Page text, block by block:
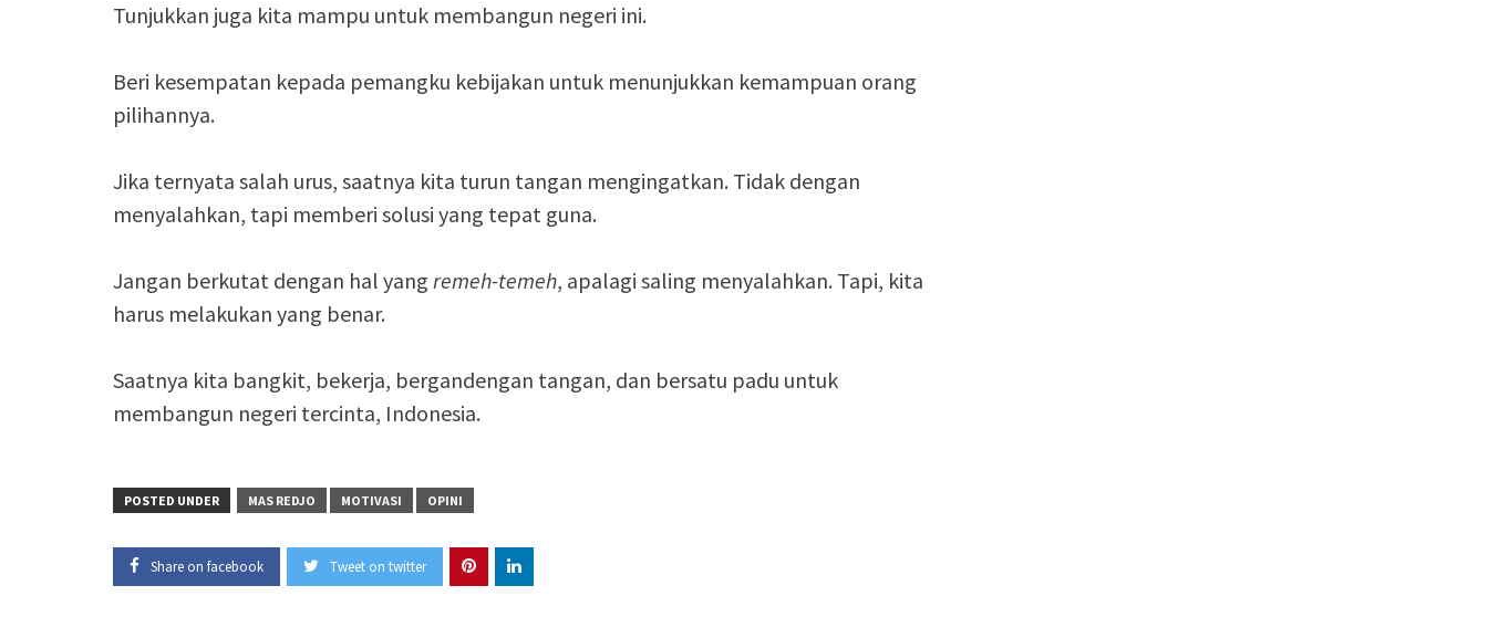
Tunjukkan juga kita mampu untuk membangun negeri ini.
Beri kesempatan kepada pemangku kebijakan untuk menunjukkan kemampuan orang
pilihannya.
Jika ternyata salah urus, saatnya kita turun tangan mengingatkan. Tidak dengan
menyalahkan, tapi memberi solusi yang tepat guna.
Jangan berkutat dengan hal yang remeh-temeh, apalagi saling menyalahkan. Tapi, kita
harus melakukan yang benar.
Saatnya kita bangkit, bekerja, bergandengan tangan, dan bersatu padu untuk
membangun negeri tercinta, Indonesia.
POSTED UNDER MAS REDJO MOTIVASI OPINI
Share on facebook Tweet on twitter